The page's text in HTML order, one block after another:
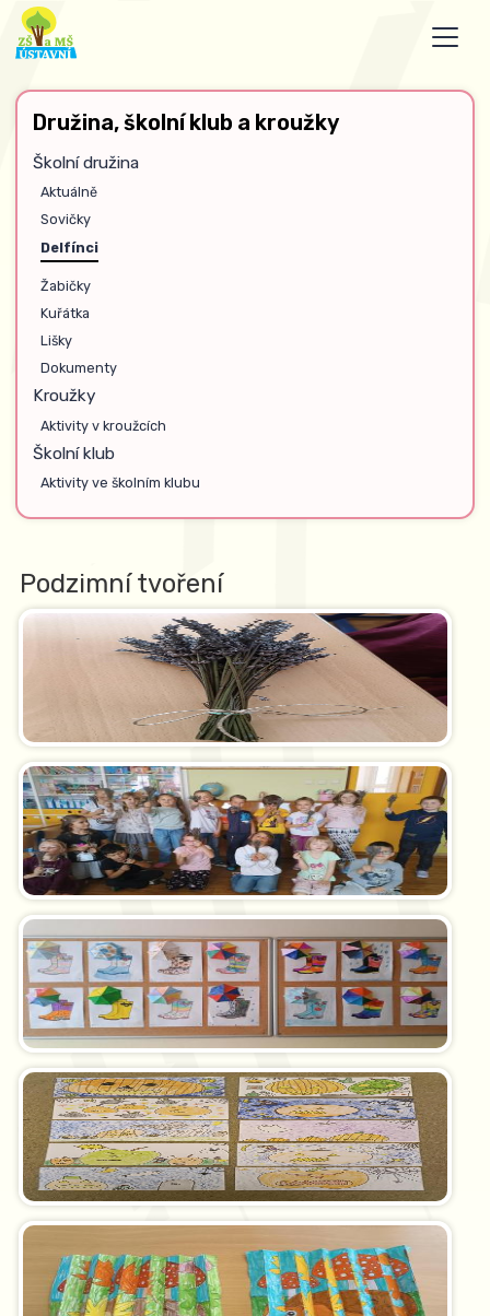
Družina, školní klub a kroužky
Školní družina
Aktuálně
Sovičky
Delfínci
Žabičky
Kuřátka
Lišky
Dokumenty
Kroužky
Aktivity v kroužcích
Školní klub
Aktivity ve školním klubu
Podzimní tvoření